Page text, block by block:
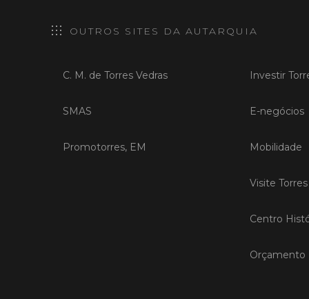
OUTROS SITES DA AUTARQUIA
C. M. de Torres Vedras
SMAS
Promotorres, EM
Investir
E-negócios
Mobilidade
Visite
Centro
Orçamento